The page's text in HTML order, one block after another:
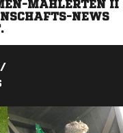
MAHLERTEN II
NEWS
/